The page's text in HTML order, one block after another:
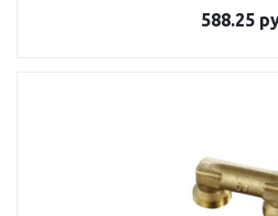
588.25